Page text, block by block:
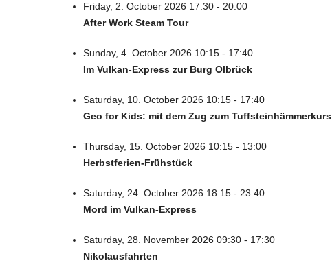
Friday, 2. October 2026 17:30 - 20:00
After Work Steam Tour
Sunday, 4. October 2026 10:15 - 17:40
Im Vulkan-Express zur Burg Olbrück
Saturday, 10. October 2026 10:15 - 17:40
Geo for Kids: mit dem Zug zum Tuffsteinhämmerkurs
Thursday, 15. October 2026 10:15 - 13:00
Herbstferien-Frühstück
Saturday, 24. October 2026 18:15 - 23:40
Mord im Vulkan-Express
Saturday, 28. November 2026 09:30 - 17:30
Nikolausfahrten